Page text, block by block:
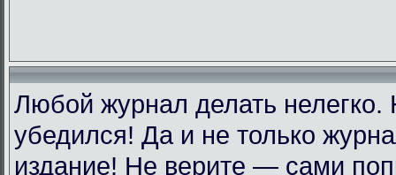
Любой журнал делать
убедился! Да и не только
издание! Не верите — сами